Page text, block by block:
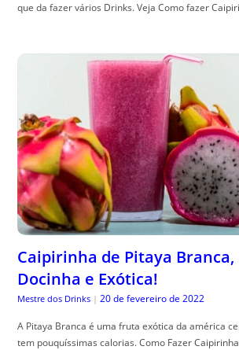
que da fazer vários Drinks. Veja Como fazer
Caipirinha de Pitaya Branca,
Docinha e Exótica!
Mestre dos Drinks | 20 de fevereiro de 2022
A Pitaya Branca é uma fruta exótica da américa
tem pouquíssimas calorias. Como Fazer